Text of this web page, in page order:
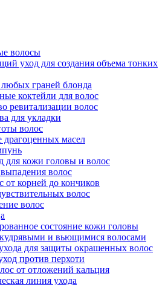
волосы
уход для создания объема тонких
граней блонда
коктейли для волос
ревитализации волос
для укладки
волос
масел
для кожи головы и волос
волос
от корней до кончиков
волос
волос
состояние кожи головы
и вьющимися волосами
для защиты окрашенных волос
против перхоти
от отложений кальция
линия ухода